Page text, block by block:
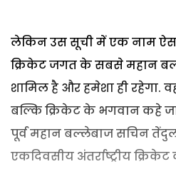
लेकिन उस सूची में एक नाम
क्रिकेट जगत के सबसे महान
शामिल है और हमेशा ही रहेगा.
बल्कि क्रिकेट के भगवान कहे
पूर्व महान बल्लेबाज सचिन
एकदिवसीय अंतर्राष्ट्रीय